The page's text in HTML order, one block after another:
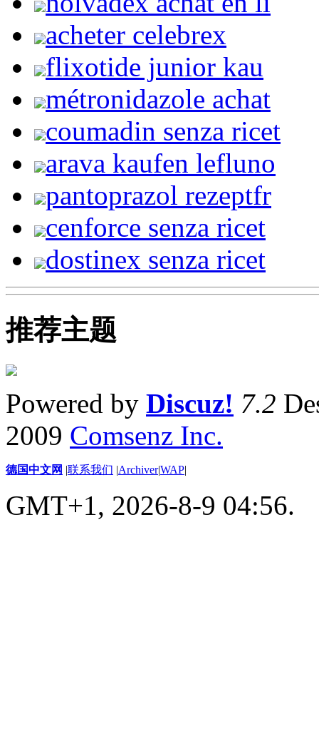
acheter celebrex
flixotide junior kau
métronidazole achat
coumadin senza ricet
arava kaufen lefluno
pantoprazol rezeptfr
cenforce senza ricet
dostinex senza ricet
推荐主题
Powered by Discuz! 7.2
2009 Comsenz Inc.
德国中文网 |联系我们 |Archiver|WAP|
GMT+1, 2026-8-9 04:56.